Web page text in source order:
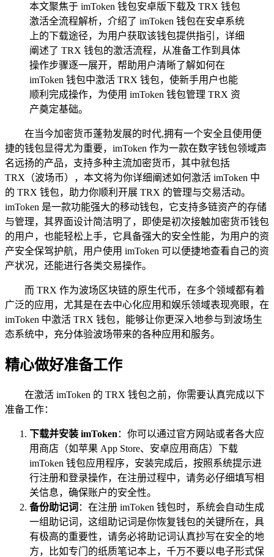
本文聚焦于 imToken 钱包安卓版下载及 TRX 钱包
激活全流程解析，介绍了 imToken 钱包在安卓系统
上的下载途径，为用户获取该钱包提供指引，详细
阐述了 TRX 钱包的激活流程，从准备工作到具体
操作步骤逐一展开，帮助用户清晰了解如何在
imToken 钱包中激活 TRX 钱包，使新手用户也能
顺利完成操作，为使用 imToken 钱包管理 TRX 资
产奠定基础。
在当今加密货币蓬勃发展的时代,拥有一个安全且使用便
捷的钱包显得尤为重要，imToken 作为一款在数字钱包领域声
名远扬的产品，支持多种主流加密货币，其中就包括
TRX（波场币），本文将为你详细阐述如何激活 imToken 中
的 TRX 钱包，助力你顺利开展 TRX 的管理与交易活动。
imToken 是一款功能强大的移动钱包，它支持多链资产的存储
与管理，其界面设计简洁明了，即使是初次接触加密货币钱包
的用户，也能轻松上手，它具备强大的安全性能，为用户的资
产安全保驾护航，用户使用 imToken 可以便捷地查看自己的资
产状况，还能进行各类交易操作。
而 TRX 作为波场区块链的原生代币，在多个领域都有着
广泛的应用，尤其是在去中心化应用和娱乐领域表现亮眼，在
imToken 中激活 TRX 钱包，能够让你更深入地参与到波场生
态系统中，充分体验波场带来的各种应用和服务。
精心做好准备工作
在激活 imToken 的 TRX 钱包之前，你需要认真完成以下
准备工作：
下载并安装 imToken ：你可以通过官方网站或者各大应
用商店（如苹果 App Store、安卓应用商店）下载
imToken 钱包应用程序，安装完成后，按照系统提示进
行注册和登录操作，在注册过程中，请务必仔细填写相
关信息，确保账户的安全性。
备份助记词 ：在注册 imToken 钱包时，系统会自动生成
一组助记词，这组助记词是你恢复钱包的关键所在，具
有极高的重要性，请务必将助记词认真抄写在安全的地
方，比如专门的纸质笔记本上，千万不要以电子形式保